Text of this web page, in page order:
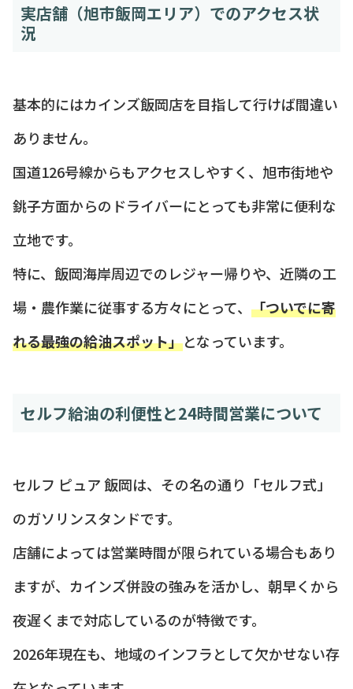
実店舗（旭市飯岡エリア）でのアクセス状
況
基本的にはカインズ飯岡店を目指して行けば間違い
ありません。
国道126号線からもアクセスしやすく、旭市街地や
銚子方面からのドライバーにとっても非常に便利な
立地です。
特に、飯岡海岸周辺でのレジャー帰りや、近隣の工
場・農作業に従事する方々にとって、 「ついでに寄
れる最強の給油スポット」となっています。
セルフ給油の利便性と24時間営業について
セルフ ピュア 飯岡は、その名の通り「セルフ式」
のガソリンスタンドです。
店舗によっては営業時間が限られている場合もあり
ますが、カインズ併設の強みを活かし、朝早くから
夜遅くまで対応しているのが特徴です。
2026年現在も、地域のインフラとして欠かせない存